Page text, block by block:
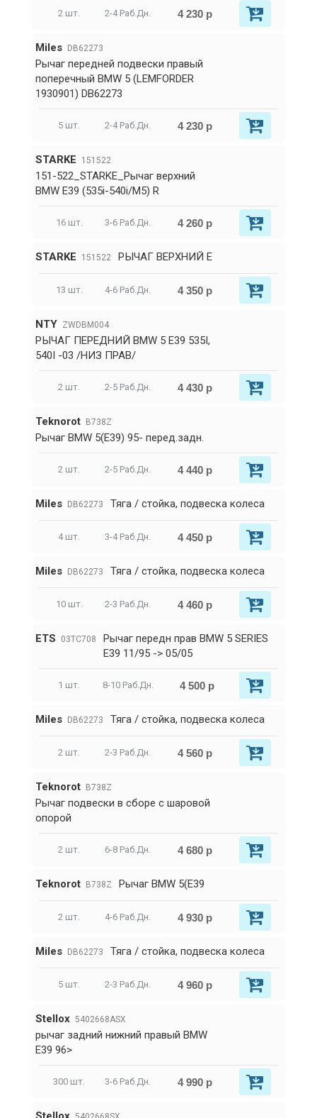
2 шт. 2-4 Раб.Дн. 4 230 р
Miles DB62273
Рычаг передней подвески правый
поперечный BMW 5 (LEMFORDER
1930901) DB62273
5 шт. 2-4 Раб.Дн. 4 230 р
STARKE 151522
151-522_STARKE_Рычаг верхний
BMW E39 (535i-540i/M5) R
16 шт. 3-6 Раб.Дн. 4 260 р
STARKE 151522 РЫЧАГ ВЕРХНИЙ E
13 шт. 4-6 Раб.Дн. 4 350 р
NTY ZWDBM004
РЫЧАГ ПЕРЕДНИЙ BMW 5 E39 535I,
540I -03 /НИЗ ПРАВ/
2 шт. 2-5 Раб.Дн. 4 430 р
Teknorot B738Z
Рычаг BMW 5(E39) 95- перед.задн.
2 шт. 2-5 Раб.Дн. 4 440 р
Miles DB62273 Тяга / стойка, подвеска колеса
4 шт. 3-4 Раб.Дн. 4 450 р
Miles DB62273 Тяга / стойка, подвеска колеса
10 шт. 2-3 Раб.Дн. 4 460 р
ETS 03TC708
Рычаг передн прав BMW 5 SERIES
E39 11/95 -> 05/05
1 шт. 8-10 Раб.Дн. 4 500 р
Miles DB62273 Тяга / стойка, подвеска колеса
2 шт. 2-3 Раб.Дн. 4 560 р
Teknorot B738Z
Рычаг подвески в сборе с шаровой
опорой
2 шт. 6-8 Раб.Дн. 4 680 р
Teknorot B738Z Рычаг BMW 5(E39
2 шт. 4-6 Раб.Дн. 4 930 р
Miles DB62273 Тяга / стойка, подвеска колеса
5 шт. 2-3 Раб.Дн. 4 960 р
Stellox 5402668ASX
рычаг задний нижний правый BMW
E39 96>
300 шт. 3-6 Раб.Дн. 4 990 р